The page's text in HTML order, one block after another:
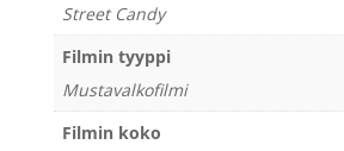
Street Candy
Filmin tyyppi
Mustavalkofilmi
Filmin koko